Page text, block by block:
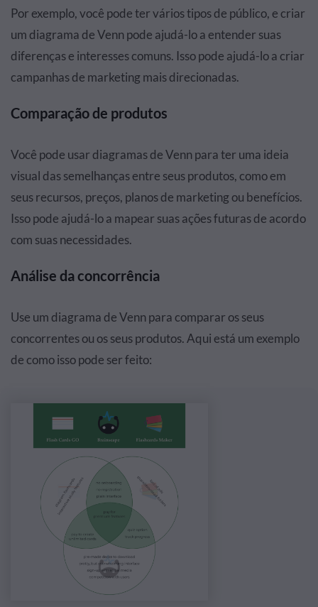
Por exemplo, você pode ter vários tipos de público, e criar
um diagrama de Venn pode ajudá-lo a entender suas
diferenças e interesses comuns. Isso pode ajudá-lo a criar
campanhas de marketing mais direcionadas.
Comparação de produtos
Você pode usar diagramas de Venn para ter uma ideia
visual das semelhanças entre seus produtos, como em
seus recursos, preços, planos de marketing ou benefícios.
Isso pode ajudá-lo a mapear suas ações futuras de acordo
com suas necessidades.
Análise da concorrência
Use um diagrama de Venn para comparar os seus
concorrentes ou os seus produtos. Aqui está um exemplo
de como isso pode ser feito: